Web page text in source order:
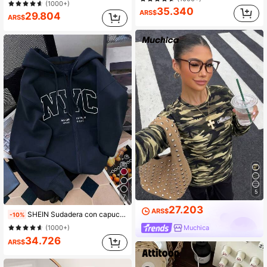
(1000+)
ARS$29.804
7
-10% SHEIN Sudadera con capucha con cremallera para mujer, gráfico de letras, ropa exterior casual para maestros, regreso a la escuela, graduación, uso diario, chaqueta de invierno, de moda y versátil, sudadera con capucha de manga larga para mujer
(1000+)
ARS$34.726
ARS$35.340
5
ARS$27.203
Muchica